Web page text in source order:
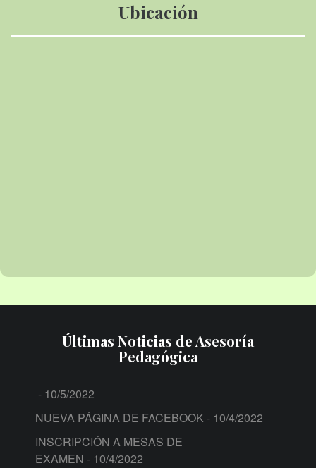
Ubicación
Últimas Noticias de Asesoría
Pedagógica
- 10/5/2022
NUEVA PÁGINA DE FACEBOOK - 10/4/2022
INSCRIPCIÓN A MESAS DE
EXAMEN - 10/4/2022